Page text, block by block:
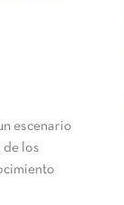
escenario
de los